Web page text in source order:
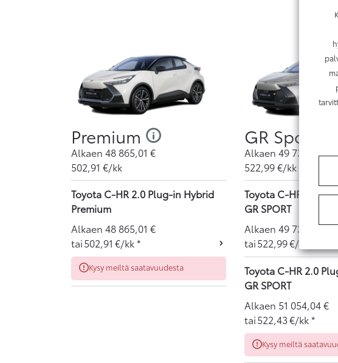
Premium
Alkaen 48 865,01 €
502,91 €/kk
Toyota C-HR 2.0 Plug-in Hybrid
Premium
Alkaen 48 865,01 €
tai502,91 €/kk*
Kysy meiltä saatavuudesta
GR Sport
Alkaen 49 733,87
522,99€/kk
Toyota C-HR 2.0
GR SPORT
Alkaen 49 733,87€
tai522,99€/kk
Toyota C-HR 2.0
GR SPORT
Alkaen 51 054,04€
tai522,43€/kk*
Kysy meiltä